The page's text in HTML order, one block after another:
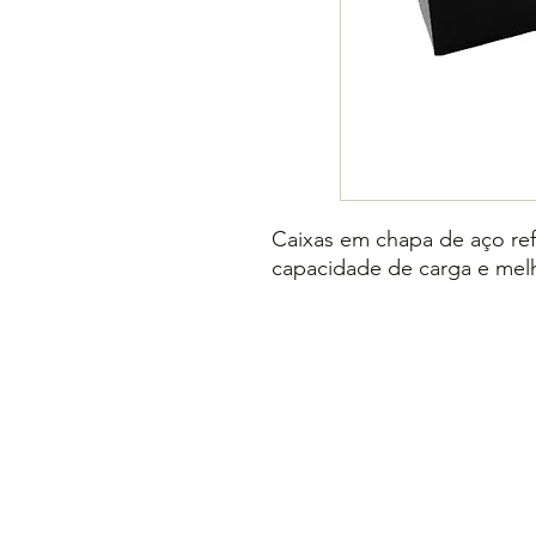
Caixas em chapa de aço
capacidade de carga e